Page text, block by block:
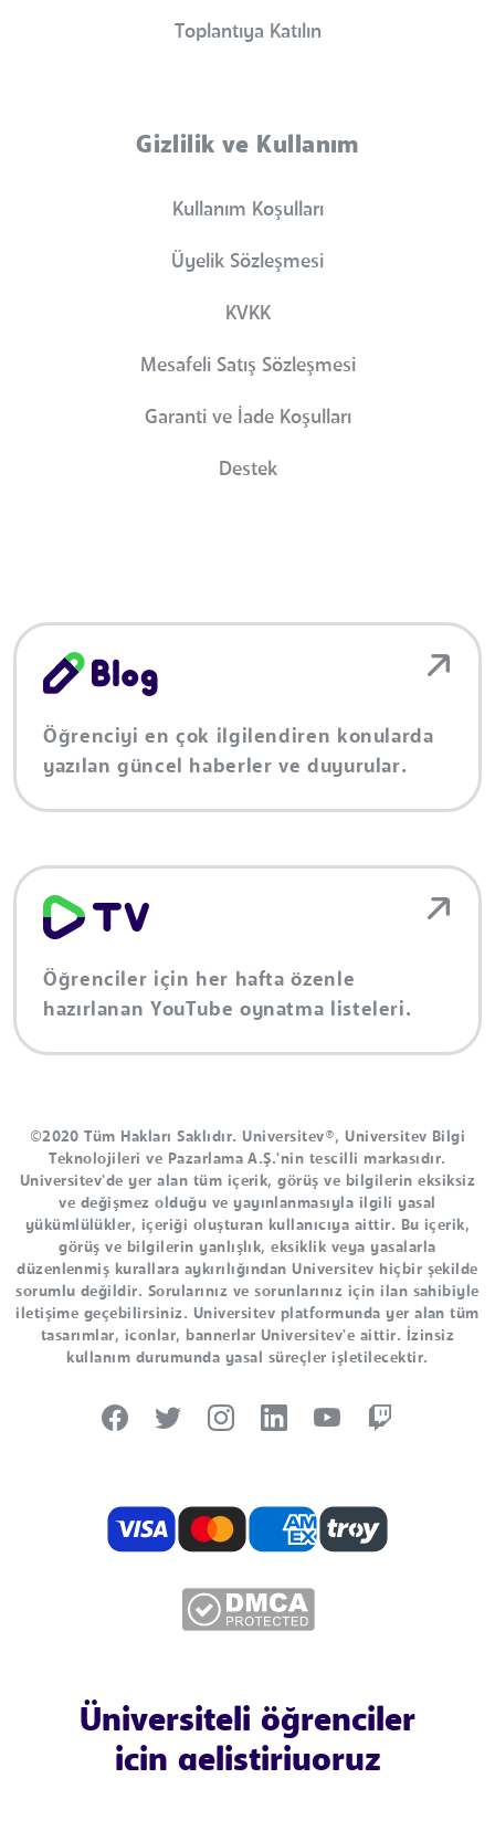
Toplantıya Katılın
Gizlilik ve Kullanım
Kullanım Koşulları
Üyelik Sözleşmesi
KVKK
Mesafeli Satış Sözleşmesi
Garanti ve İade Koşulları
Destek
Öğrenciyi en çok ilgilendiren konularda
yazılan güncel haberler ve duyurular.
Öğrenciler için her hafta özenle
hazırlanan YouTube oynatma listeleri.
©2020 Tüm Hakları Saklıdır. Universitev®, Universitev Bilgi
Teknolojileri ve Pazarlama A.Ş.'nin tescilli markasıdır.
Universitev'de yer alan tüm içerik, görüş ve bilgilerin eksiksiz
ve değişmez olduğu ve yayınlanmasıyla ilgili yasal
yükümlülükler, içeriği oluşturan kullanıcıya aittir. Bu içerik,
görüş ve bilgilerin yanlışlık, eksiklik veya yasalarla
düzenlenmiş kurallara aykırılığından Universitev hiçbir şekilde
sorumlu değildir. Sorularınız ve sorunlarınız için ilan sahibiyle
iletişime geçebilirsiniz. Universitev platformunda yer alan tüm
tasarımlar, iconlar, bannerlar Universitev'e aittir. İzinsiz
kullanım durumunda yasal süreçler işletilecektir.
Üniversiteli öğrenciler
için geliştiriyoruz